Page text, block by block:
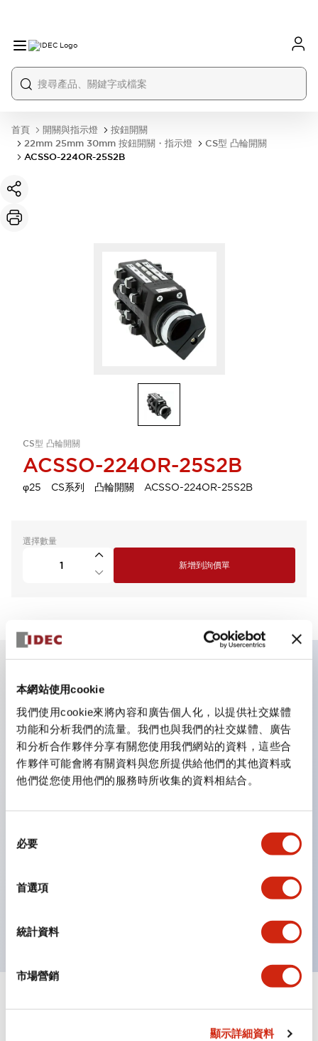
本網站使用cookie
我們使用cookie來將內容和廣告個人化，以提供社交媒體
功能和分析我們的流量。我們也與我們的社交媒體、廣告
和分析合作夥伴分享有關您使用我們網站的資料，這些合
作夥伴可能會將有關資料與您所提供給他們的其他資料或
他們從您使用他們的服務時所收集的資料相結合。
必要
首選項
統計資料
市場營銷
顯示詳細資料
首頁 開關與指示燈
按鈕開關
22mm 25mm 30mm 按鈕開關・指示燈
CS型 凸輪開關
ACSSO-224OR-25S2B
CS型 凸輪開關
ACSSO-224OR-25S2B
φ25 CS系列 凸輪開關 ACSSO-224OR-25S2B
選擇數量
新增到詢價單
主要特點
CS型凸輪開關是方便用於設備的開關和切換，適用範圍廣
泛的操作開關器。
提供72種標準迴路
透過6種形式與接點模組段數的組合，可實現各種接點構
造。
配備可確認接點狀態的指示燈，並提供手柄操作型、鑰匙
手柄可從6種中選擇
文件和檔案